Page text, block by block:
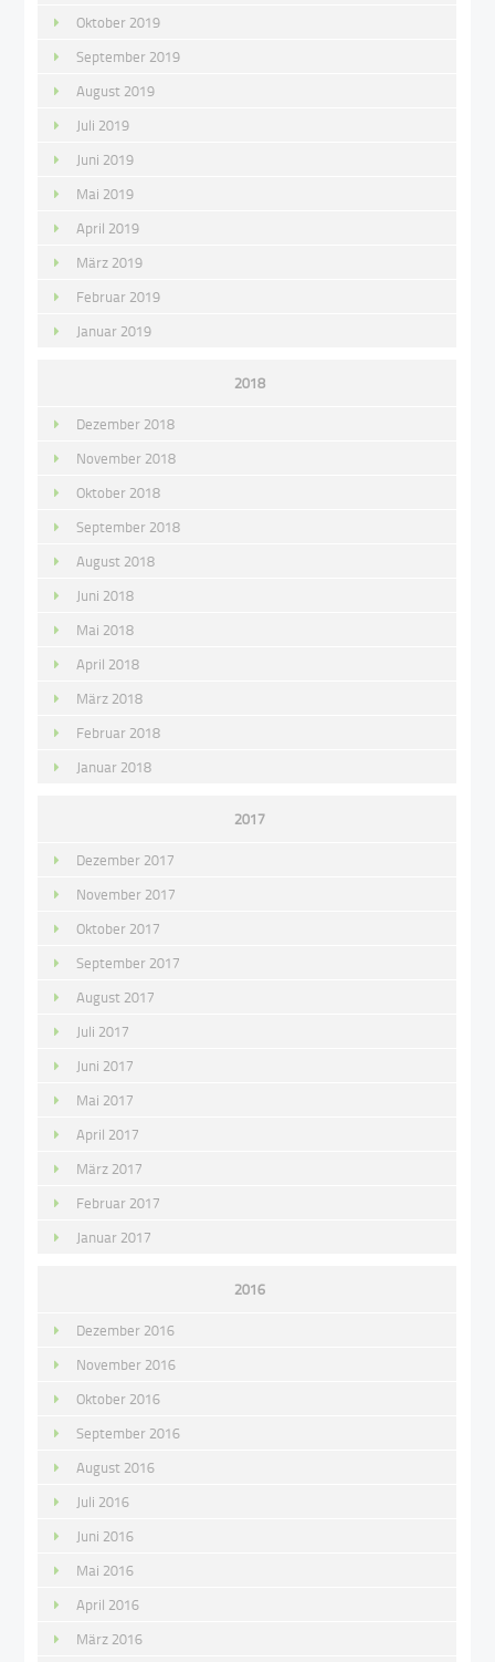
Oktober 2019
September 2019
August 2019
Juli 2019
Juni 2019
Mai 2019
April 2019
März 2019
Februar 2019
Januar 2019
2018
Dezember 2018
November 2018
Oktober 2018
September 2018
August 2018
Juni 2018
Mai 2018
April 2018
März 2018
Februar 2018
Januar 2018
2017
Dezember 2017
November 2017
Oktober 2017
September 2017
August 2017
Juli 2017
Juni 2017
Mai 2017
April 2017
März 2017
Februar 2017
Januar 2017
2016
Dezember 2016
November 2016
Oktober 2016
September 2016
August 2016
Juli 2016
Juni 2016
Mai 2016
April 2016
März 2016